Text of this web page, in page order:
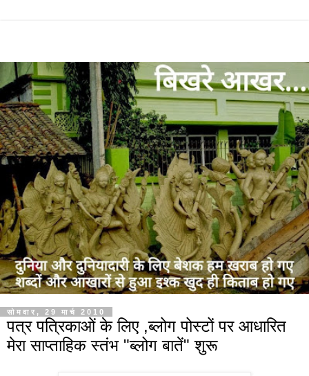
सोमवार, 29 मार्च 2010
पत्र पत्रिकाओं के लिए ,ब्लोग पोस्टों पर आधारित
मेरा साप्ताहिक स्तंभ "ब्लोग बातें" शुरू